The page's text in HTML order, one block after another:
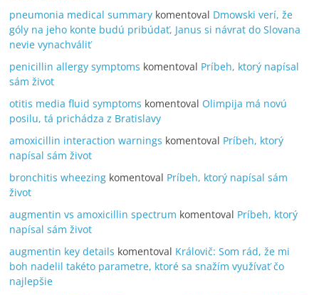
pneumonia medical summary komentoval Dmowski verí, že
góly na jeho konte budú pribúdať, Janus si návrat do Slovana
nevie vynachváliť
penicillin allergy symptoms komentoval Príbeh, ktorý napísal
sám život
otitis media fluid symptoms komentoval Olimpija má novú
posilu, tá prichádza z Bratislavy
amoxicillin interaction warnings komentoval Príbeh, ktorý
napísal sám život
bronchitis wheezing komentoval Príbeh, ktorý napísal sám
život
augmentin vs amoxicillin spectrum komentoval Príbeh, ktorý
napísal sám život
augmentin key details komentoval Královič: Som rád, že mi
boh nadelil takéto parametre, ktoré sa snažím využívať čo
najlepšie